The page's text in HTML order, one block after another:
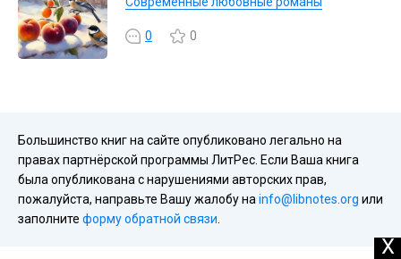
0 0
Большинство книг на сайте опубликовано легально на
правах партнёрской программы ЛитРес. Если Ваша книга
была опубликована с нарушениями авторских прав,
пожалуйста, направьте Вашу жалобу на info@libnotes.org или
заполните форму обратной связи
X